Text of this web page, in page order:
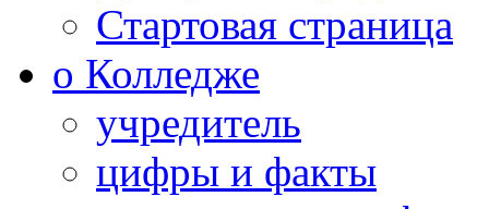
Стартовая страница
о Колледже
учредитель
цифры и факты